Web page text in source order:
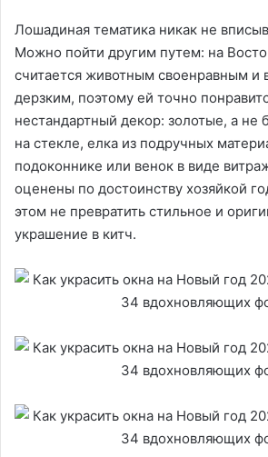
Лошадиная тематика никак не
Можно пойти другим путем: на
считается животным своенравным и
дерзким, поэтому ей точно
нестандартный декор: золотые, а не
на стекле, елка из подручных
подоконнике или венок в виде
оценены по достоинству хозяйкой
этом не превратить стильное и
украшение в китч.